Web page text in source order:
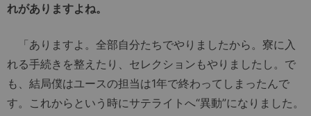
れがありますよね。
「ありますよ。全部自分たちでやりましたから。寮に入
れる手続きを整えたり、セレクションもやりましたし。で
も、結局僕はユースの担当は1年で終わってしまったんで
す。これからという時にサテライトへ“異動”になりました。